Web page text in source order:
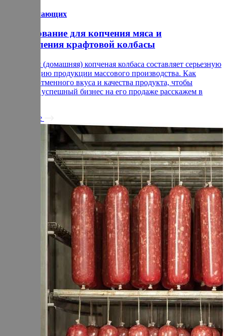
для начинающих
Оборудование для копчения мяса и
изготовления крафтовой колбасы
Крафтовая (домашняя) копченая колбаса составляет серьезную
конкуренцию продукции массового производства. Как
добиться отменного вкуса и качества продукта, чтобы
построить успешный бизнес на его продаже расскажем в
Подробнее